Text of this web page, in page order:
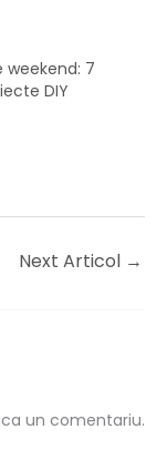
weekend: 7
DIY
Next Articol →
un comentariu.